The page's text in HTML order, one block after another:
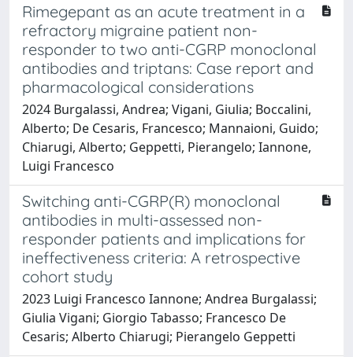
Rimegepant as an acute treatment in a
refractory migraine patient non-
responder to two anti-CGRP monoclonal
antibodies and triptans: Case report and
pharmacological considerations
2024 Burgalassi, Andrea; Vigani, Giulia; Boccalini,
Alberto; De Cesaris, Francesco; Mannaioni, Guido;
Chiarugi, Alberto; Geppetti, Pierangelo; Iannone,
Luigi Francesco
Switching anti-CGRP(R) monoclonal
antibodies in multi-assessed non-
responder patients and implications for
ineffectiveness criteria: A retrospective
cohort study
2023 Luigi Francesco Iannone; Andrea Burgalassi;
Giulia Vigani; Giorgio Tabasso; Francesco De
Cesaris; Alberto Chiarugi; Pierangelo Geppetti